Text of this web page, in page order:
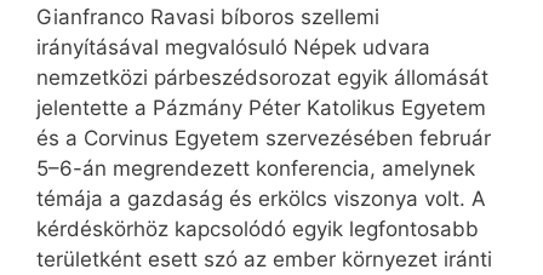
Gianfranco Ravasi bíboros szellemi
irányításával megvalósuló Népek udvara
nemzetközi párbeszédsorozat egyik állomását
jelentette a Pázmány Péter Katolikus Egyetem
és a Corvinus Egyetem szervezésében február
5–6-án megrendezett konferencia, amelynek
témája a gazdaság és erkölcs viszonya volt. A
kérdéskörhöz kapcsolódó egyik legfontosabb
területként esett szó az ember környezet iránti